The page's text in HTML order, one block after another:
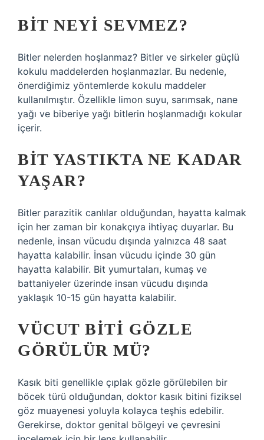
BIT NEYI SEVMEZ?
Bitler nelerden hoşlanmaz? Bitler ve sirkeler güçlü
kokulu maddelerden hoşlanmazlar. Bu nedenle,
önerdiğimiz yöntemlerde kokulu maddeler
kullanılmıştır. Özellikle limon suyu, sarımsak, nane
yağı ve biberiye yağı bitlerin hoşlanmadığı kokular
içerir.
BIT YASTIKTA NE KADAR
YAŞAR?
Bitler parazitik canlılar olduğundan, hayatta kalmak
için her zaman bir konakçıya ihtiyaç duyarlar. Bu
nedenle, insan vücudu dışında yalnızca 48 saat
hayatta kalabilir. İnsan vücudu içinde 30 gün
hayatta kalabilir. Bit yumurtaları, kumaş ve
battaniyeler üzerinde insan vücudu dışında
yaklaşık 10-15 gün hayatta kalabilir.
VÜCUT BITI GÖZLE
GÖRÜLÜR MÜ?
Kasık biti genellikle çıplak gözle görülebilen bir
böcek türü olduğundan, doktor kasık bitini fiziksel
göz muayenesi yoluyla kolayca teşhis edebilir.
Gerekirse, doktor genital bölgeyi ve çevresini